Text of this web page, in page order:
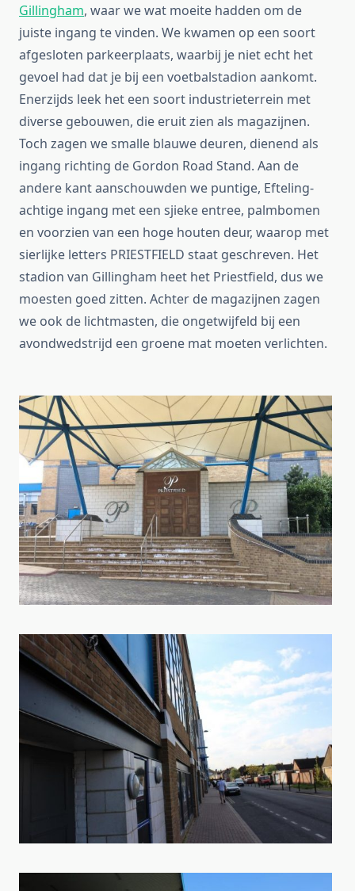
Gillingham, waar we wat moeite hadden om de
juiste ingang te vinden. We kwamen op een soort
afgesloten parkeerplaats, waarbij je niet echt het
gevoel had dat je bij een voetbalstadion aankomt.
Enerzijds leek het een soort industrieterrein met
diverse gebouwen, die eruit zien als magazijnen.
Toch zagen we smalle blauwe deuren, dienend als
ingang richting de Gordon Road Stand. Aan de
andere kant aanschouwden we puntige, Efteling-
achtige ingang met een sjieke entree, palmbomen
en voorzien van een hoge houten deur, waarop met
sierlijke letters PRIESTFIELD staat geschreven. Het
stadion van Gillingham heet het Priestfield, dus we
moesten goed zitten. Achter de magazijnen zagen
we ook de lichtmasten, die ongetwijfeld bij een
avondwedstrijd een groene mat moeten verlichten.